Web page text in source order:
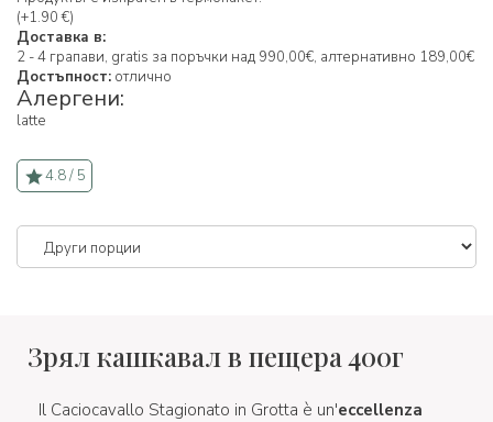
(+1.90 €)
Доставка в:
2 - 4 грапави, gratis за поръчки над 990,00€, алтернативно 189,00€
Достъпност: отлично
Алергени:
latte
4.8 / 5
Зрял кашкавал в пещера 400г
Il Caciocavallo Stagionato in Grotta è un'eccellenza